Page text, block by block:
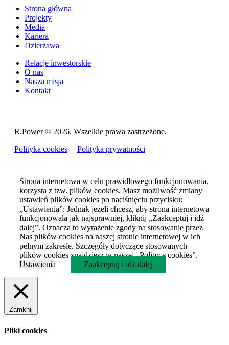
Strona główna
Projekty
Media
Kariera
Dzierżawa
Relacje inwestorskie
O nas
Nasza misja
Kontakt
R.Power © 2026. Wszelkie prawa zastrzeżone.
Polityka cookies
Polityka prywatności
Strona internetowa w celu prawidłowego funkcjonowania,
korzysta z tzw. plików cookies. Masz możliwość zmiany
ustawień plików cookies po naciśnięciu przycisku:
„Ustawienia”: Jednak jeżeli chcesz, aby strona internetowa
funkcjonowała jak najsprawniej, kliknij „Zaakceptuj i idź
dalej”. Oznacza to wyrażenie zgody na stosowanie przez
Nas plików cookies na naszej stronie internetowej w ich
pełnym zakresie. Szczegóły dotyczące stosowanych
plików cookies znajdziesz w naszej „Polityce cookies”.
Ustawienia
Zaakceptuj i idź dalej
Zamknij
Pliki cookies